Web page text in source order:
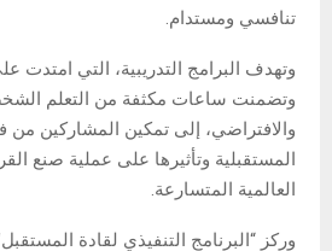
تنافسي ومستدام.
وتهدف البرامج التدريبية، التي امتدت
وتضمنت ساعات مكثفة من التعلم
والافتراضي، إلى تمكين المشاركين من
المستقبلية وتأثيرها على عملية صنع
العالمية المتسارعة.
وركز “البرنامج التنفيذي لقادة